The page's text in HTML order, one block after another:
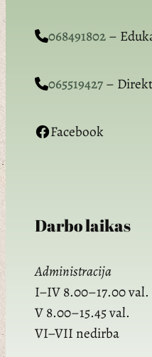
068491802–
065519427–
Facebook
Darbo laikas
Administracija
I–IV 8.00–17.00 val.
V 8.00–15.45 val.
VI–VII nedirba